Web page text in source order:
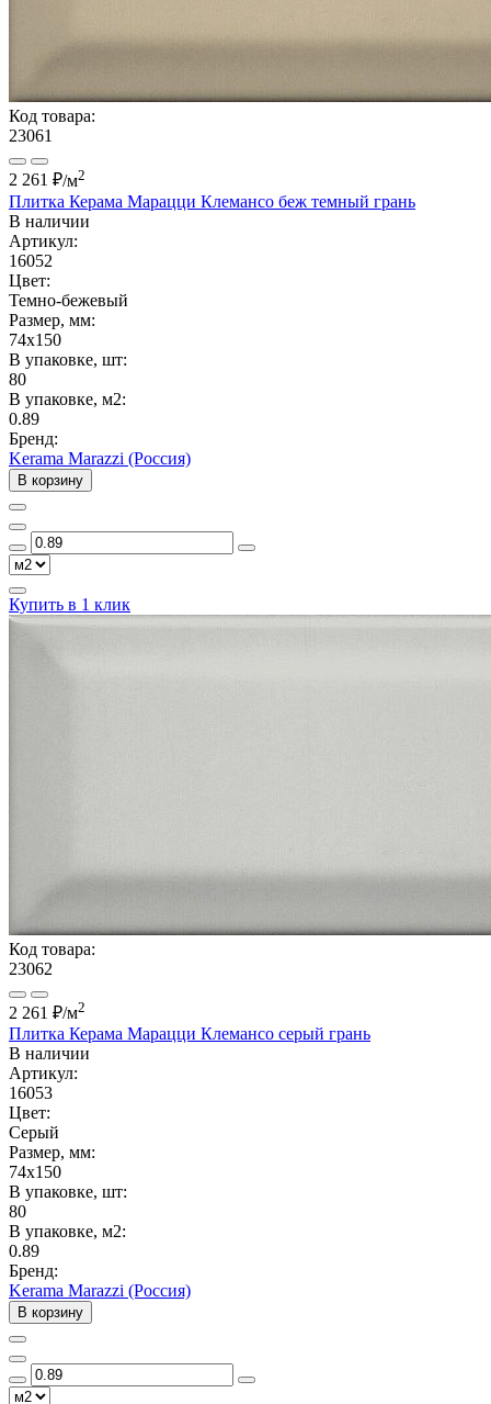
Код товара:
23061
2 261 ₽/м2
Плитка Керама Марацци Клемансо беж темный грань
В наличии
Артикул:
16052
Цвет:
Темно-бежевый
Размер, мм:
74x150
В упаковке, шт:
80
В упаковке, м2:
0.89
Бренд:
Kerama Marazzi (Россия)
В корзину
Купить в 1 клик
Код товара:
23062
2 261 ₽/м2
Плитка Керама Марацци Клемансо серый грань
В наличии
Артикул:
16053
Цвет:
Серый
Размер, мм:
74x150
В упаковке, шт:
80
В упаковке, м2:
0.89
Бренд:
Kerama Marazzi (Россия)
В корзину